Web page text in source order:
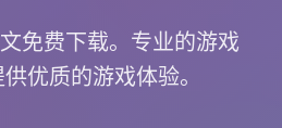
免费下载。专业的游戏
优质的游戏体验。